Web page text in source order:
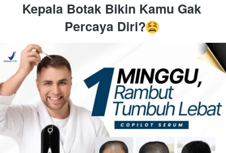
Kepala Botak Bikin Kamu Gak
Percaya Diri?